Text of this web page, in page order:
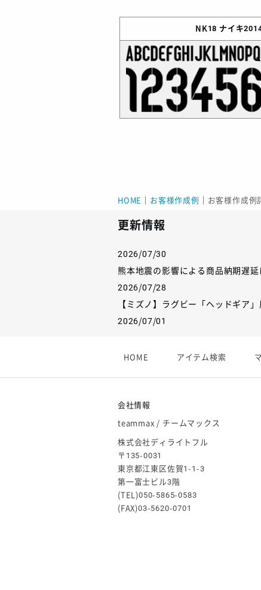
NK18 ナイキ
HOME お客様作成例 お客様作成例
更新情報
2026/07/30
熊本地震の影響による商品納期遅延
2026/07/28
【ミズノ】ラグビー「ヘッドギア
2026/07/01
2026/06/09
ゴールデンウィーク休業のお知らせ
HOME アイテム検索
会社情報
teammax / チームマックス
株式会社ディライトフル
〒135-0031
東京都江東区佐賀1-1-3
第一富士ビル3階
(TEL)050-5865-0583
(FAX)03-5620-0701